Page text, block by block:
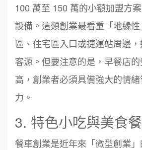
100 萬至 150 萬的小額加盟方
設備。這類創業最看重「地緣
區、住宅區入口或捷運站周邊
客源。但要注意的是，早餐店
高，創業者必須具備強大的情
力。
3. 特色小吃與美食
餐車創業是近年來「微型創業